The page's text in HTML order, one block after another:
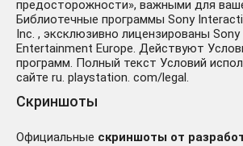
предосторожности», важными для
Библиотечные программы Sony
Inc. , эксклюзивно лицензированы
Entertainment Europe. Действуют
программ. Полный текст Условий
сайте ru. playstation. com/legal.
Скриншоты
Официальные скриншоты от